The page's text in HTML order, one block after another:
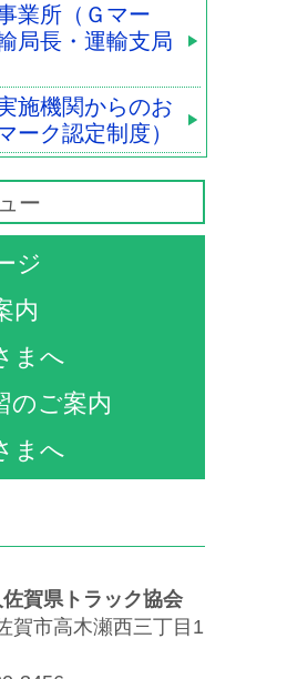
業所（Ｇマー
局長・運輸支局
施機関からのお
ーク認定制度）
ー
ジ
内
まへ
のご案内
まへ
賀県トラック協会
賀市高木瀬西三丁目1